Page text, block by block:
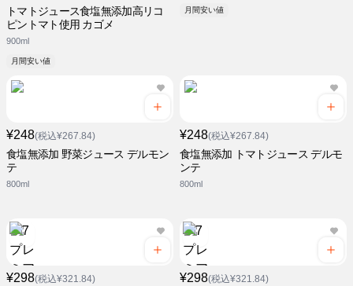
トマトジュース食塩無添加高リコ
ピントマト使用 カゴメ
900ml
月間安い値
月間安い値
¥248(税込¥267.84)
食塩無添加 野菜ジュース デルモン
テ
800ml
¥248(税込¥267.84)
食塩無添加 トマトジュース デルモ
ンテ
800ml
¥298(税込¥321.84) ¥298(税込¥321.84)